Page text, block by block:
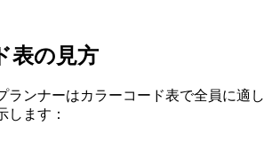
表の見方
ランナーはカラーコード表で全員に適し
します：